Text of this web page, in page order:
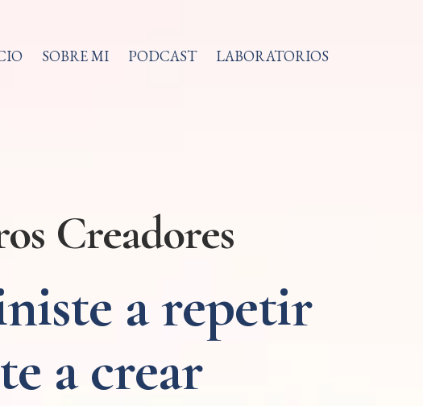
SOBRE MI PODCAST LABORATORIOS
Creadores
a repetir
a crear